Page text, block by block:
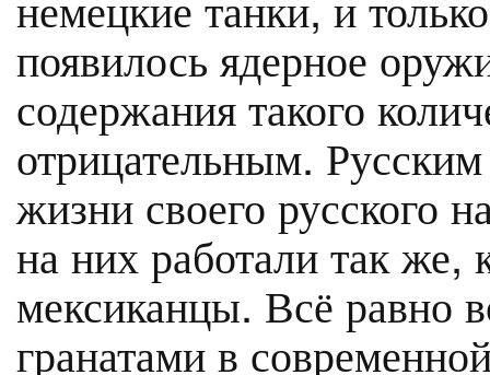
появилось ядерное
содержания такого
отрицательным.
жизни своего русского
на них работали так же,
мексиканцы. Всё равно
гранатами в